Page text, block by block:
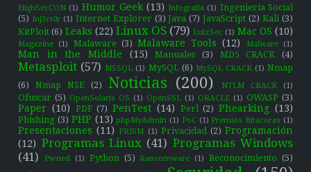
HighSecCON (1) Humor Geek (13) Infografía (1) Ingeniería Social
(5) Inj3ct0r (1) Internet Explorer (3) Java (7) JavaScript (2) Kali (3)
KitPloit (6) Leaks (22) Linux OS (79) LulzSec (1) Mac OS (10)
Magazine (1) Malaware (3) Malaware Tools (12) Malware (1)
Man in the Middle (15) Manuales (3) MD5 CRACK (4)
Metasploit (57) MSSQL (1) MySQL (6) MySQL CRACK (1) Nmap
(6)
Nmap NSE (2) Noticias (200) NTLM CRACK (1)
Ofuscar (5) OpenSolaris OS (1) OpenSSL (1) ORACLE (1) OWASP (3)
Paper (10) PDF (7) PenTest (14) Perl (2) Phearking (13)
Phishing (3) PHP (13) phpMyAdmin (1) PoC (1) Premios Bitacoras (1)
Presentaciones (11) PRISM (1) Privacidad (2) Programación
(12) Programas Linux (41) Programas Windows
(41)
Pwned (1) Python (5) Ransomware (1) Reconocimiento (5)